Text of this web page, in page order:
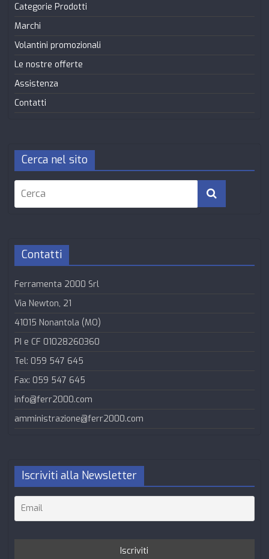
Categorie Prodotti
Marchi
Volantini promozionali
Le nostre offerte
Assistenza
Contatti
Cerca nel sito
Contatti
Ferramenta 2000 Srl
Via Newton, 21
41015 Nonantola (MO)
PI e CF 01028260360
Tel: 059 547 645
Fax: 059 547 645
info@ferr2000.com
amministrazione@ferr2000.com
Iscriviti alla Newsletter